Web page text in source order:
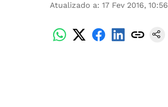
Atualizado a: 17 Fev 2016, 10:56